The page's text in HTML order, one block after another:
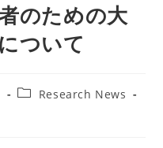
のための大
ついて
PostResearch News